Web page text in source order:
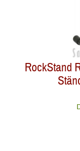
RockStand